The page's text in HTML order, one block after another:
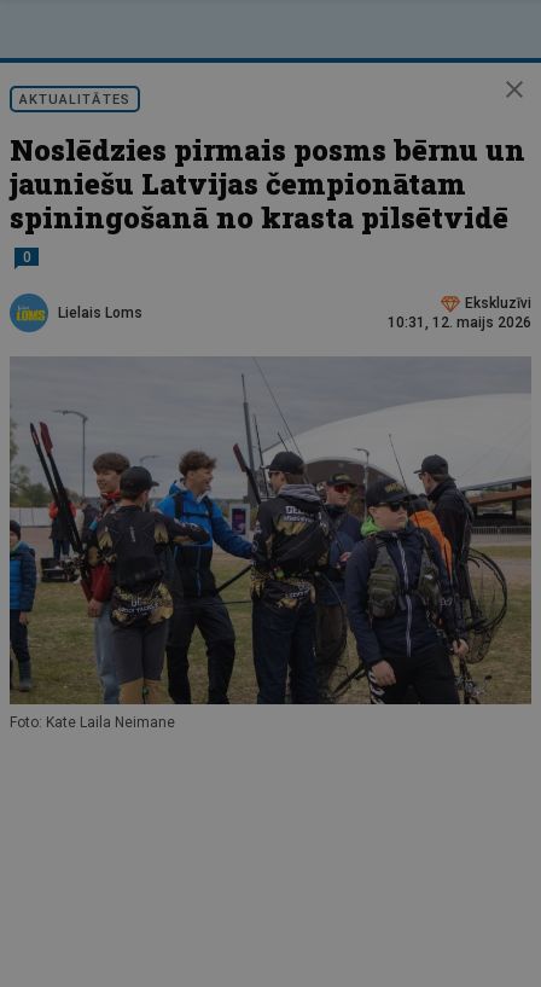
AKTUALITĀTES
Noslēdzies pirmais posms bērnu un
jauniešu Latvijas čempionātam
spiningošanā no krasta pilsētvidē
0
Lielais Loms
Ekskluzīvi
10:31, 12. maijs 2026
Foto: Kate Laila Neimane